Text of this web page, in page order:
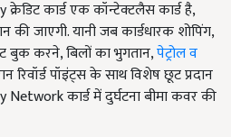
कार्ड एक कॉन्टेक्टलैस कार्ड है,
की जाएगी. यानी जब कार्डधारक शोपिंग,
बुक करने, बिलों का भुगतान,पेट्रोल व
रिवॉर्ड पॉइंट्स के साथ विशेष छूट प्रदान
कार्ड में दुर्घटना बीमा कवर की